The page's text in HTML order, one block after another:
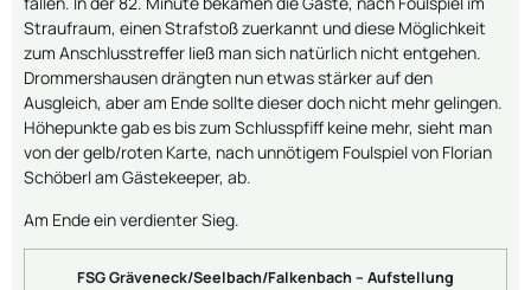
Straufraum, einen Strafstoß zuerkannt und diese Möglichkeit
zum Anschlusstreffer ließ man sich natürlich nicht entgehen.
Drommershausen drängten nun etwas stärker auf den
Ausgleich, aber am Ende sollte dieser doch nicht mehr gelingen.
Höhepunkte gab es bis zum Schlusspfiff keine mehr, sieht man
von der gelb/roten Karte, nach unnötigem Foulspiel von Florian
Schöberl am Gästekeeper, ab.
Am Ende ein verdienter Sieg.
FSG Gräveneck/Seelbach/Falkenbach – Aufstellung